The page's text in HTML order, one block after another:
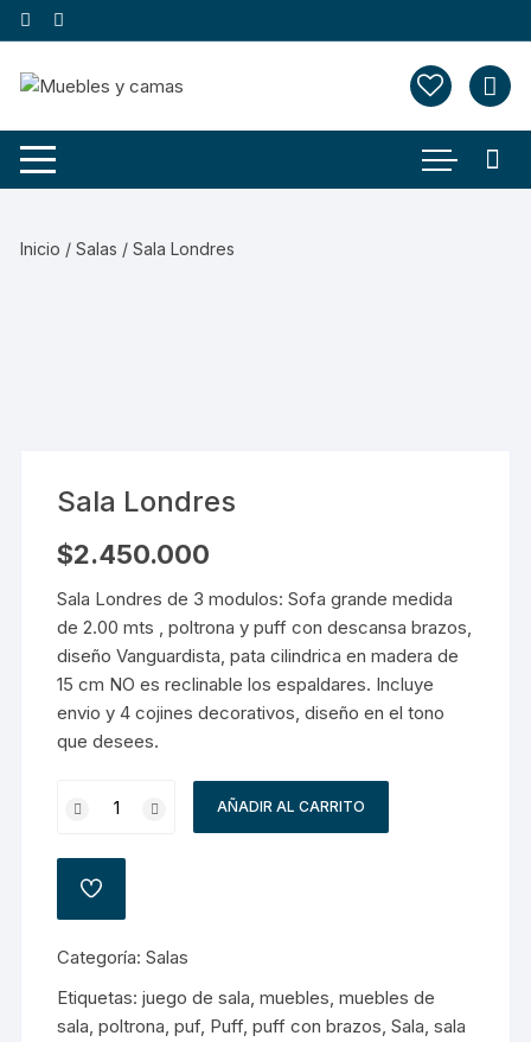
Saltar
al
contenido
Inicio /Salas / Sala Londres
Sala Londres
$2.450.000
Sala Londres de 3 modulos: Sofa grande medida
de 2.00 mts , poltrona y puff con descansa brazos,
diseño Vanguardista, pata cilindrica en madera de
15 cm NO es reclinable los espaldares. Incluye
envio y 4 cojines decorativos, diseño en el tono
que desees.
Londres
AÑADIR AL CARRITO
AÑADIR
LISTA
DE
Categoría:Salas
Etiquetas:juego de sala,muebles,muebles de
sala,poltrona,puf, Puff,puff con brazos,Sala,sala